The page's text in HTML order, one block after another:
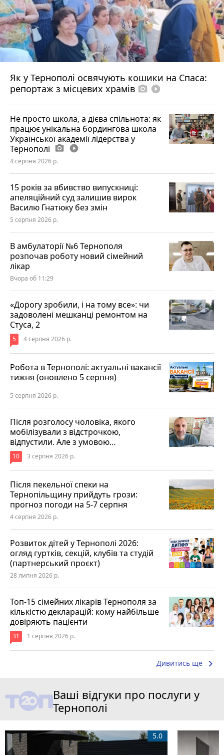
Як у Тернополі освячують кошики на Спаса:
репортаж з місцевих храмів photo_camera play_circle_filled
Не просто школа, а дієва спільнота: як
працює унікальна бордингова школа
Української академії лідерства у
Тернополі photo_camera play_circle_filled
4 серпня 2026 р.
15 років за вбивство випускниці:
апеляційний суд залишив вирок
Василю Гнатюку без змін
5 серпня 2026 р.
В амбулаторії №6 Тернополя
розпочав роботу новий сімейний
лікар
Вчора об 11:29
«Дорогу зробили, і на тому все»: чи
задоволені мешканці ремонтом на
Стуса, 2
5 4 серпня 2026 р.
Робота в Тернополі: актуальні вакансії
тижня (оновлено 5 серпня)
5 серпня 2026 р.
Після розголосу чоловіка, якого
мобілізували з відстрочкою,
відпустили. Але з умовою…
10 3 серпня 2026 р.
Після пекельної спеки на
Тернопільщину прийдуть грози:
прогноз погоди на 5-7 серпня
4 серпня 2026 р.
Розвиток дітей у Тернополі 2026:
огляд гуртків, секцій, клубів та студій
(партнерський проєкт)
28 липня 2026 р.
Топ-15 сімейних лікарів Тернополя за
кількістю декларацій: кому найбільше
довіряють пацієнти
31 1 серпня 2026 р.
Дивитись ще keyboard_arrow_right
Ваші відгуки про послуги у
Тернополі
5.0